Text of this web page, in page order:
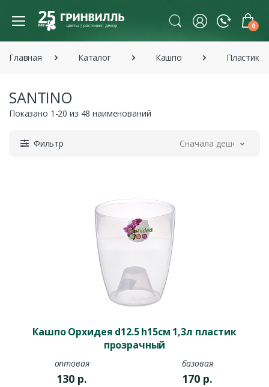
0
Главная Каталог Кашпо
SANTINO
Показано 1-20 из 48 наименований
Фильтр Сначала дешевле
Кашпо Орхидея d12.5 h15см 1,3л пластик
прозрачный
оптовая
130 р.
базовая
170 р.